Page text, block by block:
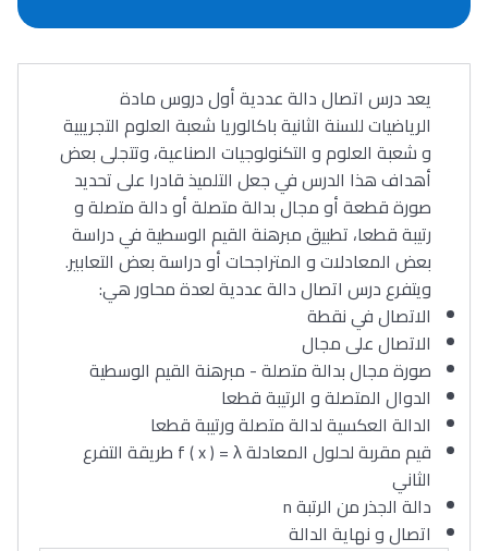
يعد درس اتصال دالة عددية أول دروس مادة
الرياضيات للسنة الثانية باكالوريا شعبة العلوم التجريبية
و شعبة العلوم و التكنولوجيات الصناعية، وتتجلى بعض
أهداف هذا الدرس في جعل التلميذ قادرا على تحديد
صورة قطعة أو مجال بدالة متصلة أو دالة متصلة و
رتيبة قطعا، تطبيق مبرهنة القيم الوسطية في دراسة
بعض المعادلات و المتراجحات أو دراسة بعض التعابير.
ويتفرع درس اتصال دالة عددية لعدة محاور هي:
الاتصال في نقطة
الاتصال على مجال
صورة مجال بدالة متصلة - مبرهنة القيم الوسطية
الدوال المتصلة و الرتيبة قطعا
الدالة العكسية لدالة متصلة ورتيبة قطعا
قيم مقربة لحلول المعادلة f ( x ) = λ طريقة التفرع
الثاني
دالة الجذر من الرتبة n
اتصال و نهاية الدالة